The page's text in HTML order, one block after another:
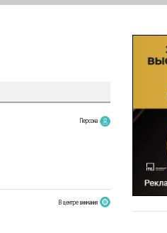
Персона
В центре внимания